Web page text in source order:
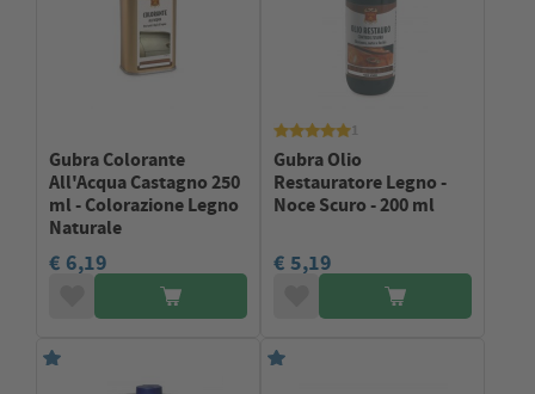
Gubra Colorante
All'Acqua Castagno 250
ml - Colorazione Legno
Naturale
€ 6,19
Gubra Olio
Restauratore Legno -
Noce Scuro - 200 ml
€ 5,19